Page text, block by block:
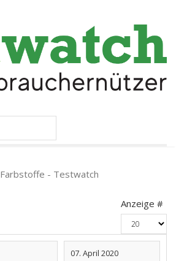
Farbstoffe - Testwatch
Anzeige #
07. April 2020